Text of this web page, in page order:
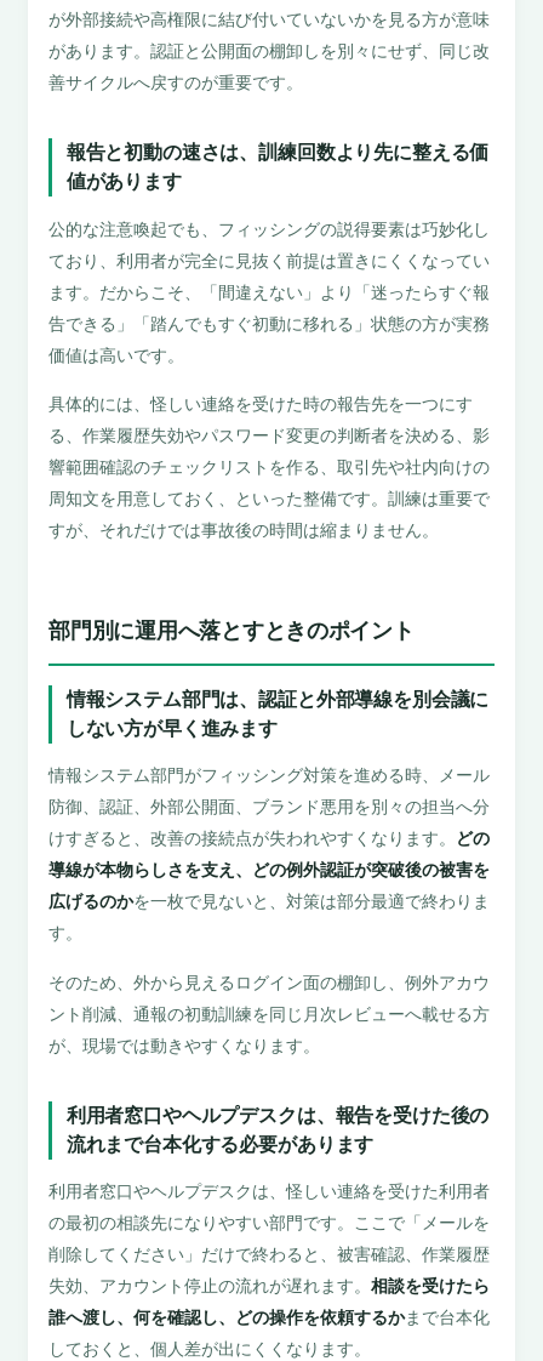
が外部接続や高権限に結び付いていないかを見る方が意味
があります。認証と公開面の棚卸しを別々にせず、同じ改
善サイクルへ戻すのが重要です。
報告と初動の速さは、訓練回数より先に整える価
値があります
公的な注意喚起でも、フィッシングの説得要素は巧妙化し
ており、利用者が完全に見抜く前提は置きにくくなってい
ます。だからこそ、「間違えない」より「迷ったらすぐ報
告できる」「踏んでもすぐ初動に移れる」状態の方が実務
価値は高いです。
具体的には、怪しい連絡を受けた時の報告先を一つにす
る、作業履歴失効やパスワード変更の判断者を決める、影
響範囲確認のチェックリストを作る、取引先や社内向けの
周知文を用意しておく、といった整備です。訓練は重要で
すが、それだけでは事故後の時間は縮まりません。
部門別に運用へ落とすときのポイント
情報システム部門は、認証と外部導線を別会議に
しない方が早く進みます
情報システム部門がフィッシング対策を進める時、メール
防御、認証、外部公開面、ブランド悪用を別々の担当へ分
けすぎると、改善の接続点が失われやすくなります。
どの
導線が本物らしさを支え、どの例外認証が突破後の被害を
広げるのかを一枚で見ないと、対策は部分最適で終わりま
す。
そのため、外から見えるログイン面の棚卸し、例外アカウ
ント削減、通報の初動訓練を同じ月次レビューへ載せる方
が、現場では動きやすくなります。
利用者窓口やヘルプデスクは、報告を受けた後の
流れまで台本化する必要があります
利用者窓口やヘルプデスクは、怪しい連絡を受けた利用者
の最初の相談先になりやすい部門です。ここで「メールを
削除してください」だけで終わると、被害確認、作業履歴
失効、アカウント停止の流れが遅れます。相談を受けたら
誰へ渡し、何を確認し、どの操作を依頼するかまで台本化
しておくと、個人差が出にくくなります。